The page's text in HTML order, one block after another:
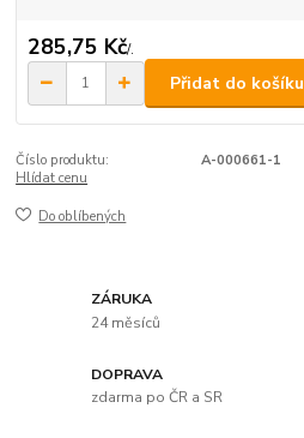
285,75 Kč/.
Přidat do košíku
Číslo produktu:
A-000661-1
Hlídat cenu
Do oblíbených
ZÁRUKA
24 měsíců
DOPRAVA
zdarma po ČR a SR